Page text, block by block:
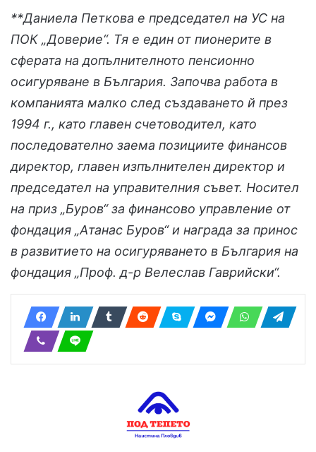
**Даниела Петкова е председател на УС на
ПОК „Доверие“. Тя е един от пионерите в
сферата на допълнителното пенсионно
осигуряване в България. Започва работа в
компанията малко след създаването й през
1994 г., като главен счетоводител, като
последователно заема позициите финансов
директор, главен изпълнителен директор и
председател на управителния съвет. Носител
на приз „Буров“ за финансово управление от
фондация „Атанас Буров“ и награда за принос
в развитието на осигуряването в България на
фондация „Проф. д-р Велеслав Гаврийски“.